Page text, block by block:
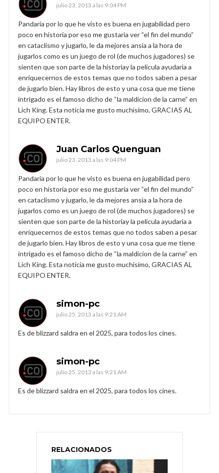
julio 23, 2013 a las 9:04 PM
Pandaria por lo que he visto es buena en jugabilidad pero
poco en historia por eso me gustaria ver “el fin del mundo”
en cataclismo y jugarlo, le da mejores ansia a la hora de
jugarlos como es un juego de rol (de muchos jugadores) se
sienten que son parte de la historiay la pelicula ayudaria a
enriquecernos de estos temas que no todos saben a pesar
de jugarlo bien. Hay libros de esto y una cosa que me tiene
intrigado es el famoso dicho de “la maldicion de la carne” en
Lich King. Esta noticia me gusto muchisimo, GRACIAS AL
EQUIPO ENTER.
Juan Carlos Quenguan
julio 23, 2013 a las 9:04 PM
Pandaria por lo que he visto es buena en jugabilidad pero
poco en historia por eso me gustaria ver “el fin del mundo”
en cataclismo y jugarlo, le da mejores ansia a la hora de
jugarlos como es un juego de rol (de muchos jugadores) se
sienten que son parte de la historiay la pelicula ayudaria a
enriquecernos de estos temas que no todos saben a pesar
de jugarlo bien. Hay libros de esto y una cosa que me tiene
intrigado es el famoso dicho de “la maldicion de la carne” en
Lich King. Esta noticia me gusto muchisimo, GRACIAS AL
EQUIPO ENTER.
simon-pc
julio 25, 2013 a las 9:21 AM
Es de blizzard saldra en el 2025, para todos los cines.
simon-pc
julio 25, 2013 a las 9:21 AM
Es de blizzard saldra en el 2025, para todos los cines.
RELACIONADOS